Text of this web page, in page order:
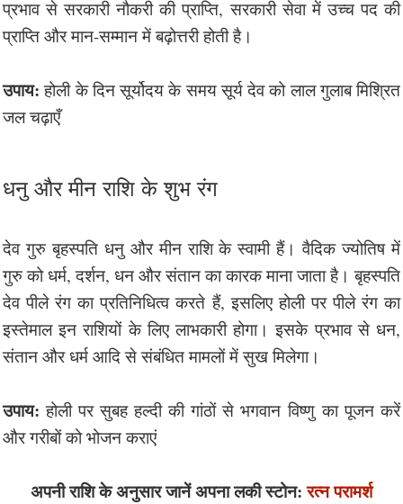
प्रभाव से सरकारी नौकरी की प्राप्ति, सरकारी सेवा में उच्च पद की
प्राप्ति और मान-सम्मान में बढ़ोत्तरी होती है।
उपाय: होली के दिन सूर्योदय के समय सूर्य देव को लाल गुलाब मिश्रित
जल चढ़ाएँ
धनु और मीन राशि के शुभ रंग
देव गुरु बृहस्पति धनु और मीन राशि के स्वामी हैं। वैदिक ज्योतिष में
गुरु को धर्म, दर्शन, धन और संतान का कारक माना जाता है। बृहस्पति
देव पीले रंग का प्रतिनिधित्व करते हैं, इसलिए होली पर पीले रंग का
इस्तेमाल इन राशियों के लिए लाभकारी होगा। इसके प्रभाव से धन,
संतान और धर्म आदि से संबंधित मामलों में सुख मिलेगा।
उपाय: होली पर सुबह हल्दी की गांठों से भगवान विष्णु का पूजन करें
और गरीबों को भोजन कराएं
अपनी राशि के अनुसार जानें अपना लकी स्टोन:रत्न परामर्श